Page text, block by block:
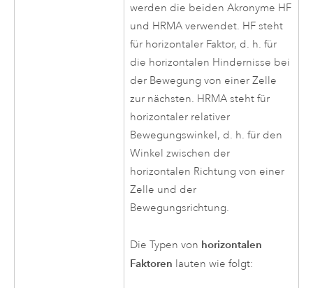
werden die beiden Akronyme HF
und HRMA verwendet. HF steht
für horizontaler Faktor, d. h. für
die horizontalen Hindernisse bei
der Bewegung von einer Zelle
zur nächsten. HRMA steht für
horizontaler relativer
Bewegungswinkel, d. h. für den
Winkel zwischen der
horizontalen Richtung von einer
Zelle und der
Bewegungsrichtung.
Die Typen von horizontalen
Faktoren lauten wie folgt: